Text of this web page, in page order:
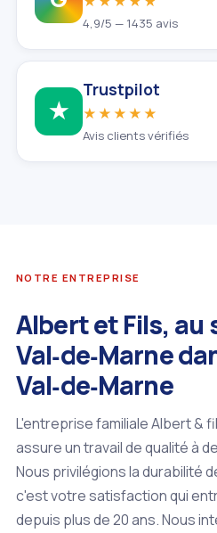
4,9/5 — 1435 avis
★
Trustpilot
★★★★★
Avis clients vérifiés
NOTRE ENTREPRISE
Albert et Fils, au
Val‑de‑Marne
Val‑de‑Marne
L'entreprise familiale Albert &
assure un travail de qualité à
Nous privilégions la durabilité
c'est votre satisfaction qui
depuis plus de 20 ans. Nous